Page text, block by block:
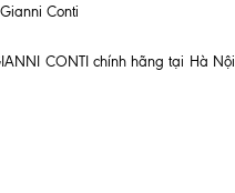
Conti
CONTI chính hãng tại Hà